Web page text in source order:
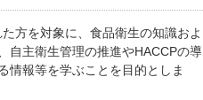
方を対象に、食品衛生の知識およ
自主衛生管理の推進やHACCPの導
情報等を学ぶことを目的としま